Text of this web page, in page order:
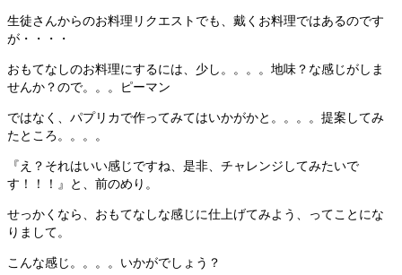
生徒さんからのお料理リクエストでも、戴くお料理ではあるのです
が・・・・
おもてなしのお料理にするには、少し。。。。地味？な感じがしま
せんか？ので。。。ピーマン
ではなく、パプリカで作ってみてはいかがかと。。。。提案してみ
たところ。。。。
『え？それはいい感じですね、是非、チャレンジしてみたいで
す！！！』と、前のめり。
せっかくなら、おもてなしな感じに仕上げてみよう、ってことにな
りまして。
こんな感じ。。。。いかがでしょう？